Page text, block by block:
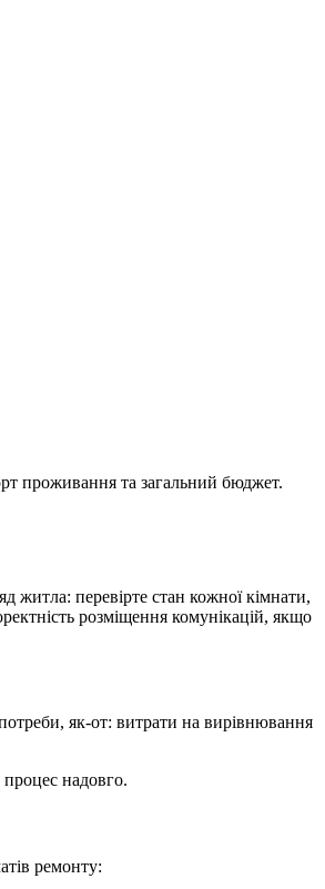
проживання та загальний бюджет.
житла: перевірте стан кожної кімнати,
розміщення комунікацій, якщо
як-от: витрати на вирівнювання
надовго.
ремонту: